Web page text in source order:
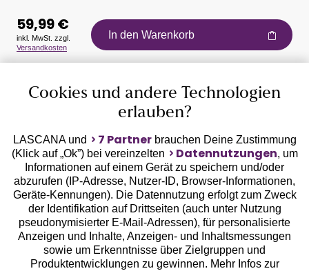
Auszeichnungen
Geprüfte Sicherheit
Unsere Apps
59,99 €
inkl. MwSt. zzgl.
Versandkosten
In den Warenkorb
Cookies und andere Technologien
erlauben?
LASCANA und 7 Partnerbrauchen Deine Zustimmung
(Klick auf „Ok”) bei vereinzelten
Datennutzungen, um
Informationen auf einem Gerät zu speichern und/oder
abzurufen (IP-Adresse, Nutzer-ID, Browser-Informationen,
Geräte-Kennungen). Die Datennutzung erfolgt zum Zweck
der Identifikation auf Drittseiten (auch unter Nutzung
pseudonymisierter E-Mail-Adressen), für personalisierte
Anzeigen und Inhalte, Anzeigen- und Inhaltsmessungen
sowie um Erkenntnisse über Zielgruppen und
Produktentwicklungen zu gewinnen. Mehr Infos zur